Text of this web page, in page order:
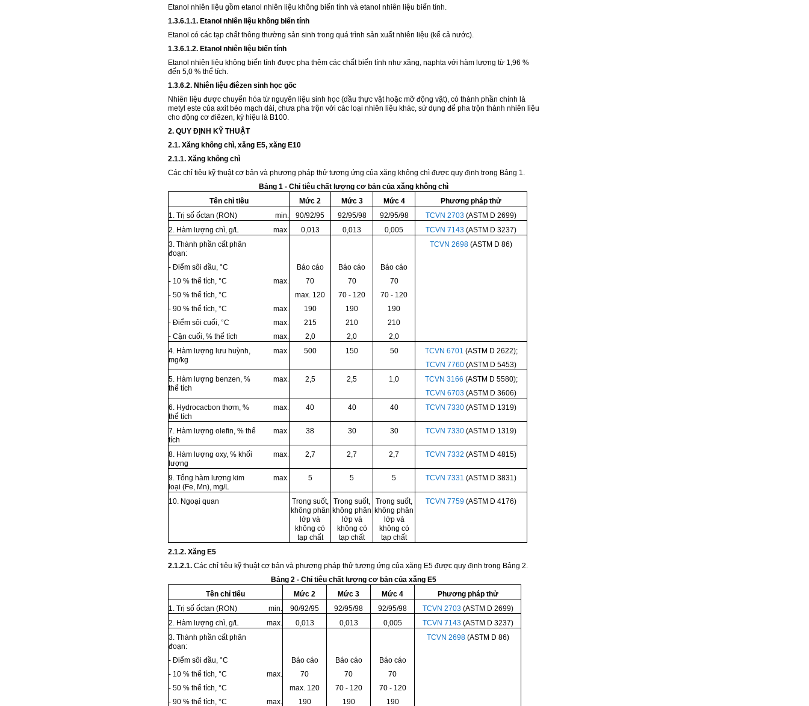
Etanol nhiên liệu gồm etanol nhiên liệu không biến tính và etanol nhiên liệu biến tính.
1.3.6.1.1. Etanol nhiên liệu không biến tính
Etanol có các tạp chất thông thường sản sinh trong quá trình sản xuất nhiên liệu (kể cả nước).
1.3.6.1.2. Etanol nhiên liệu biến tính
Etanol nhiên liệu không biến tính được pha thêm các chất biến tính như xăng, naphta với hàm lượng từ 1,96 %
đến 5,0 % thể tích.
1.3.6.2. Nhiên liệu điêzen sinh học gốc
Nhiên liệu được chuyển hóa từ nguyên liệu sinh học (dầu thực vật hoặc mỡ động vật), có thành phần chính là
metyl este của axit béo mạch dài, chưa pha trộn với các loại nhiên liệu khác, sử dụng để pha trộn thành nhiên liệu
cho động cơ điêzen, ký hiệu là B100.
2. QUY ĐỊNH KỸ THUẬT
2.1. Xăng không chì, xăng E5, xăng E10
2.1.1. Xăng không chì
Các chỉ tiêu kỹ thuật cơ bản và phương pháp thử tương ứng của xăng không chì được quy định trong Bảng 1.
Bảng 1 - Chỉ tiêu chất lượng cơ bản của xăng không chì
Tên chỉ tiêu
Mức 2 Mức 3 Mức 4
Phương pháp thử
1. Trị số ốctan (RON)
min. 90/92/95 92/95/98 92/95/98 TCVN 2703 (ASTM D 2699)
2. Hàm lượng chì, g/L
max. 0,013 0,013 0,005 TCVN 7143 (ASTM D 3237)
3. Thành phần cất phân
đoạn:
TCVN 2698 (ASTM D 86)
- Điểm sôi đầu, °C Báo cáo Báo cáo
Báo cáo
- 10 % thể tích, °C
max. 70 70
70
- 50 % thể tích, °C
max. 120 70 - 120
70 - 120
- 90 % thể tích, °C
max. 190 190
190
- Điểm sôi cuối, °C
max. 215 210
210
- Cặn cuối, % thể tích
max. 2,0 2,0
2,0
4. Hàm lượng lưu huỳnh,
mg/kg
max. 500 150 50 TCVN 6701 (ASTM D 2622);
TCVN 7760 (ASTM D 5453)
5. Hàm lượng benzen, %
thể tích
max. 2,5 2,5 1,0 TCVN 3166 (ASTM D 5580);
TCVN 6703 (ASTM D 3606)
6. Hydrocacbon thơm, %
thể tích
max. 40 40 40 TCVN 7330 (ASTM D 1319)
7. Hàm lượng olefin, % thể
tích
max. 38 30 30 TCVN 7330 (ASTM D 1319)
8. Hàm lượng oxy, % khối
lượng
max. 2,7 2,7 2,7 TCVN 7332 (ASTM D 4815)
9. Tổng hàm lượng kim
loại (Fe, Mn), mg/L
max. 5 5 5 TCVN 7331 (ASTM D 3831)
10. Ngoại quan
Trong suốt,
không phân
lớp và
không có
tạp chất
Trong suốt,
không phân
lớp và
không có
tạp chất
Trong suốt,
không phân
lớp và
không có
tạp chất
TCVN 7759 (ASTM D 4176)
2.1.2. Xăng E5
2.1.2.1. Các chỉ tiêu kỹ thuật cơ bản và phương pháp thử tương ứng của xăng E5 được quy định trong Bảng 2.
Bảng 2 - Chỉ tiêu chấtlượng cơ bản của xăng E5
Tên chỉ tiêu
Mức 2 Mức 3 Mức 4
Phương pháp thử
1. Trị số ốctan (RON)
min. 90/92/95 92/95/98 92/95/98 TCVN 2703 (ASTM D 2699)
2. Hàm lượng chì, g/L
max. 0,013 0,013 0,005 TCVN 7143 (ASTM D 3237)
3. Thành phần cất phân
đoạn:
TCVN 2698 (ASTM D 86)
- Điểm sôi đầu, °C Báo cáo Báo cáo
Báo cáo
- 10 % thể tích, °C
max. 70 70
70
- 50 % thể tích, °C
max. 120 70 - 120
70 - 120
- 90 % thể tích, °C
max. 190 190 190